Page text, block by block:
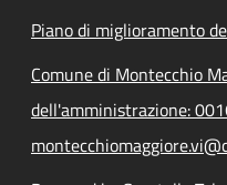
Piano di miglioramento
Comune di Montecchio
dell'amministrazione: